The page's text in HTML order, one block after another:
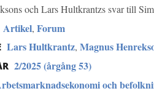
och Lars Hultkrantzs svar till
Artikel, Forum
Lars Hultkrantz, Magnus
2/2025 (årgång 53)
och